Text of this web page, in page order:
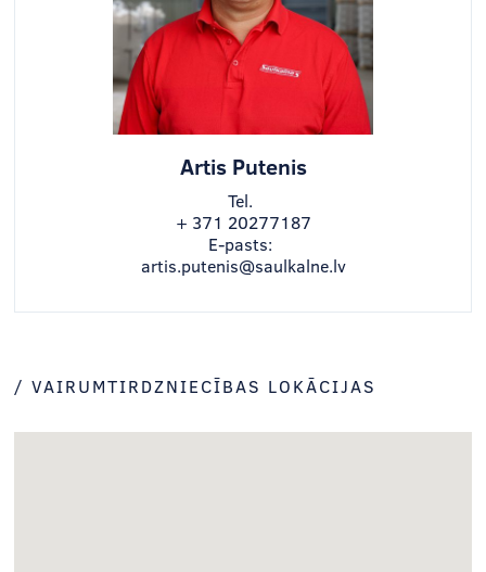
Artis Putenis
Tel.
+ 371 20277187
E-pasts:
artis.putenis@saulkalne.lv
/ VAIRUMTIRDZNIECĪBAS LOKĀCIJAS